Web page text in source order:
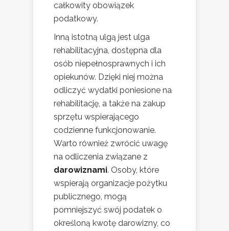
całkowity obowiązek
podatkowy.
Inną istotną ulgą jest ulga
rehabilitacyjna, dostępna dla
osób niepełnosprawnych i ich
opiekunów. Dzięki niej można
odliczyć wydatki poniesione na
rehabilitację, a także na zakup
sprzętu wspierającego
codzienne funkcjonowanie.
Warto również zwrócić uwagę
na odliczenia związane z
darowiznami. Osoby, które
wspierają organizacje pożytku
publicznego, mogą
pomniejszyć swój podatek o
określoną kwotę darowizny, co